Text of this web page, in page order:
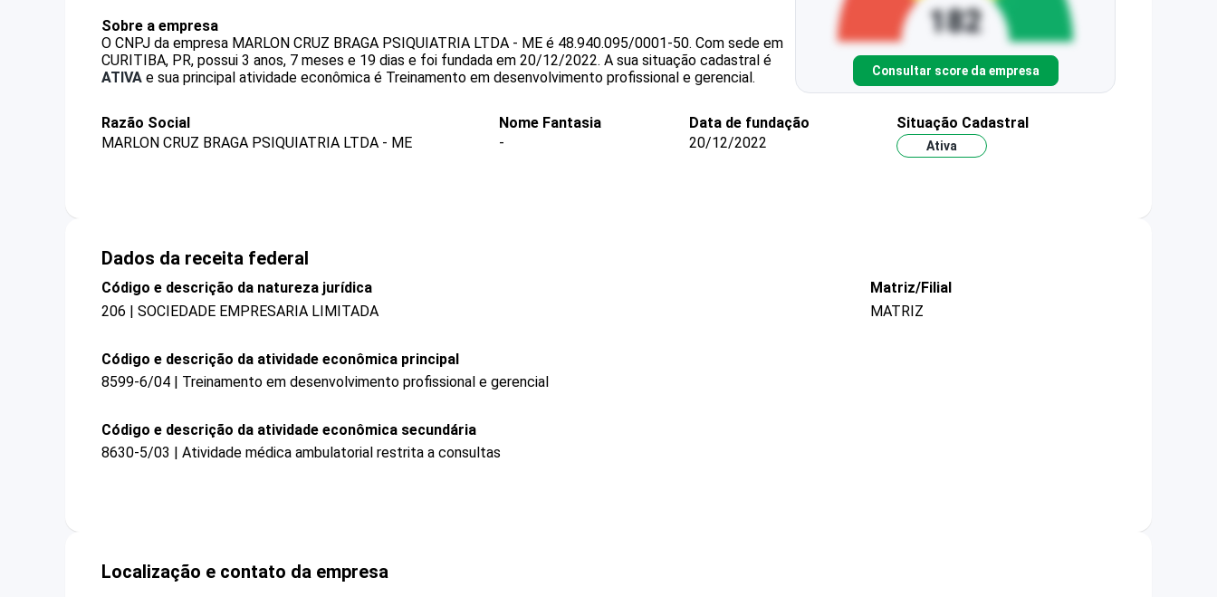
Sobre a empresa
O CNPJ da empresa MARLON CRUZ BRAGA PSIQUIATRIA LTDA - ME é 48.940.095/0001-50. Com sede em
CURITIBA, PR, possui 3 anos, 7 meses e 19 dias e foi fundada em 20/12/2022. A sua situação cadastral é
ATIVA e sua principal atividade econômica é Treinamento em desenvolvimento profissional e gerencial. Consultar score da empresa
Razão Social
MARLON CRUZ BRAGA PSIQUIATRIA LTDA - ME
Nome Fantasia
-
Data de fundação
20/12/2022
Situação Cadastral
Ativa
Dados da receita federal
Código e descrição da natureza jurídica
206 | SOCIEDADE EMPRESARIA LIMITADA
Matriz/Filial
MATRIZ
Código e descrição da atividade econômica principal
8599-6/04 | Treinamento em desenvolvimento profissional e gerencial
Código e descrição da atividade econômica secundária
8630-5/03 | Atividade médica ambulatorial restrita a consultas
Localização e contato da empresa